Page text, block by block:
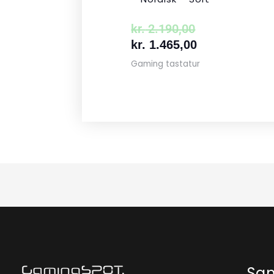
kr.2.190,00
kr. 1.465,00
Gaming tastatur